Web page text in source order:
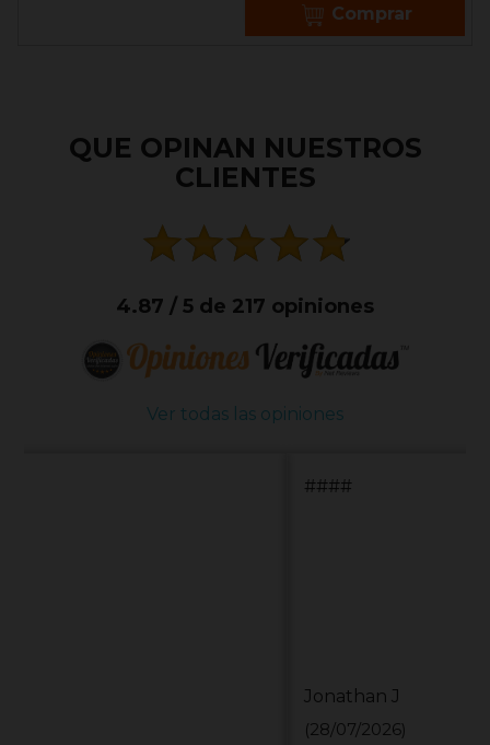
Comprar
QUE OPINAN NUESTROS
CLIENTES
4.87 / 5 de 217 opiniones
Ver todas las opiniones